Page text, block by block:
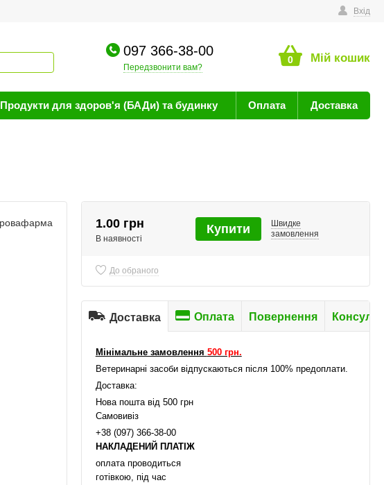
Вхід
097 366-38-00
Передзвонити вам?
0 Мій кошик
Продукти для здоров'я (БАДи) та будинку Оплата Доставка
1.00 грн
В наявності
Купити
Швидке
замовлення
До обраного
Доставка Оплата Повернення
Мінімальне замовлення 500 грн.
Ветеринарні засоби відпускаються після 100% предоплати.
Доставка:
Нова пошта від 500 грн
Самовивіз
+38 (097) 366-38-00
НАКЛАДЕНИЙ ПЛАТІЖ
оплата проводиться
готівкою, під час